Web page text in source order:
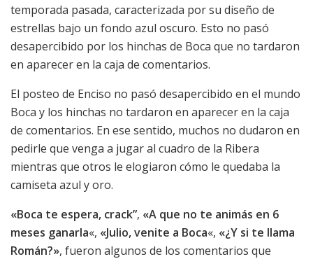
temporada pasada, caracterizada por su diseño de
estrellas bajo un fondo azul oscuro. Esto no pasó
desapercibido por los hinchas de Boca que no tardaron
en aparecer en la caja de comentarios.
El posteo de Enciso no pasó desapercibido en el mundo
Boca y los hinchas no tardaron en aparecer en la caja
de comentarios. En ese sentido, muchos no dudaron en
pedirle que venga a jugar al cuadro de la Ribera
mientras que otros le elogiaron cómo le quedaba la
camiseta azul y oro.
«Boca te espera, crack”, «A que no te animás en 6
meses ganarla«, «Julio, venite a Boca«, «¿Y si te llama
Román?», fueron algunos de los comentarios que